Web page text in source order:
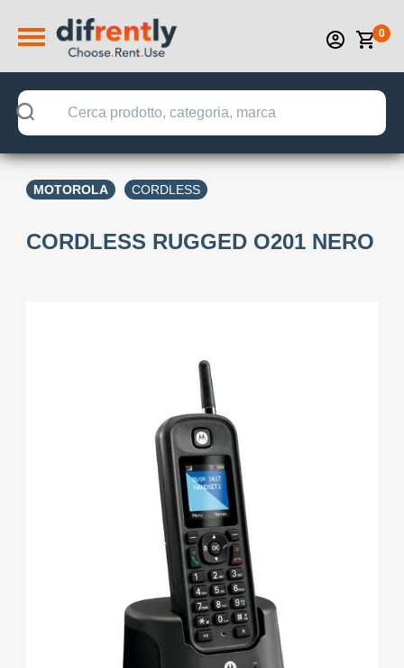
0
MOTOROLA CORDLESS
CORDLESS RUGGED O201 NERO